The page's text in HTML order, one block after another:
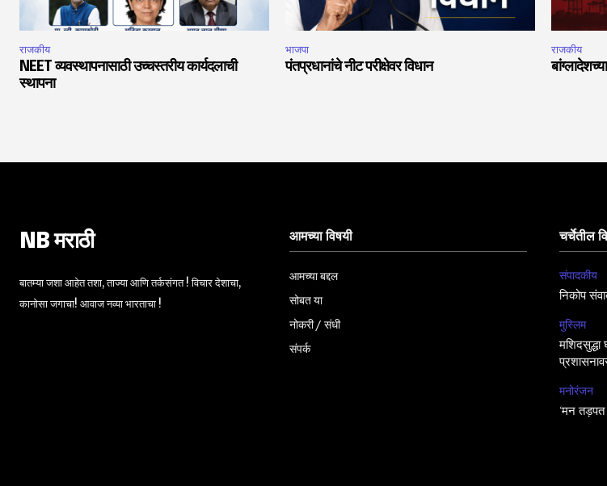
राजकीय
NEET व्यवस्थापनासाठी उच्चस्तरीय कार्यदलाची
स्थापना
भाजपा
पंतप्रधानांचे नीट परीक्षेवर विधान
राजकीय
NB मराठी
बातम्या जशा आहेत तशा, ताज्या आणि तर्कसंगत ! विचार देशाचा,
कानोसा जगाचा! आवाज नव्या भारताचा !
आमच्या विषयी
आमच्या बद्दल
सोबत या
नोकरी / संधी
संपर्क
चर्चेतील
संपादकीय
निकोप
मुस्लिम
मशिदसुद्धा
मनोरंजन
‘मन